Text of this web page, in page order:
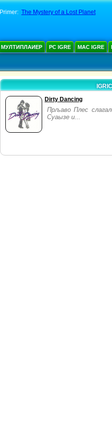
Primer: The Mystery of a Lost Planet
МУЛТИПЛАИЕР PC IGRE MAC IGRE
Dirty Dancing
Прљаво Плес
Суаызе и...